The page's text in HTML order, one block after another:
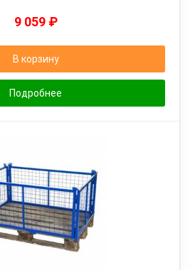
9 059 ₽
В корзину
Подробнее